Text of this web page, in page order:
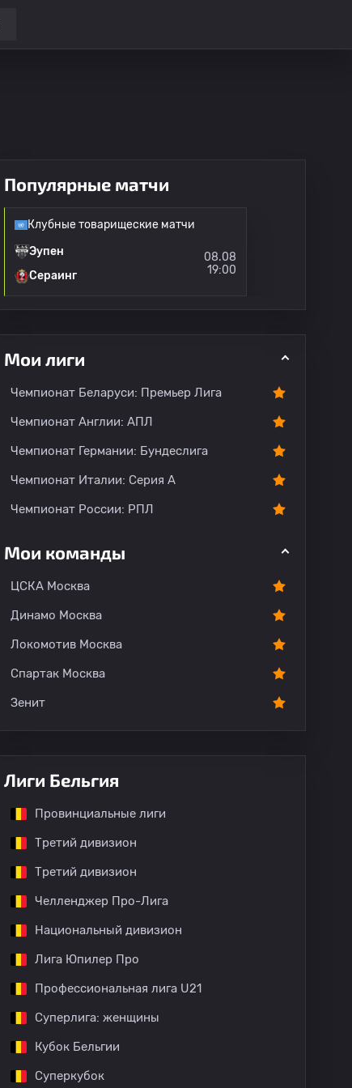
О команде
Популярные матчи
Клубные товарищеские матчи
Эупен
Сераинг
08.08
19:00
Мои лиги
Чемпионат Беларуси: Премьер Лига
Чемпионат Англии: АПЛ
Чемпионат Германии: Бундеслига
Чемпионат Италии: Серия А
Чемпионат России: РПЛ
Мои команды
ЦСКА Москва
Динамо Москва
Локомотив Москва
Спартак Москва
Зенит
Лиги Бельгия
Провинциальные лиги
Третий дивизион
Третий дивизион
Челленджер Про-Лига
Национальный дивизион
Лига Юпилер Про
Профессиональная лига U21
Суперлига: женщины
Кубок Бельгии
Суперкубок